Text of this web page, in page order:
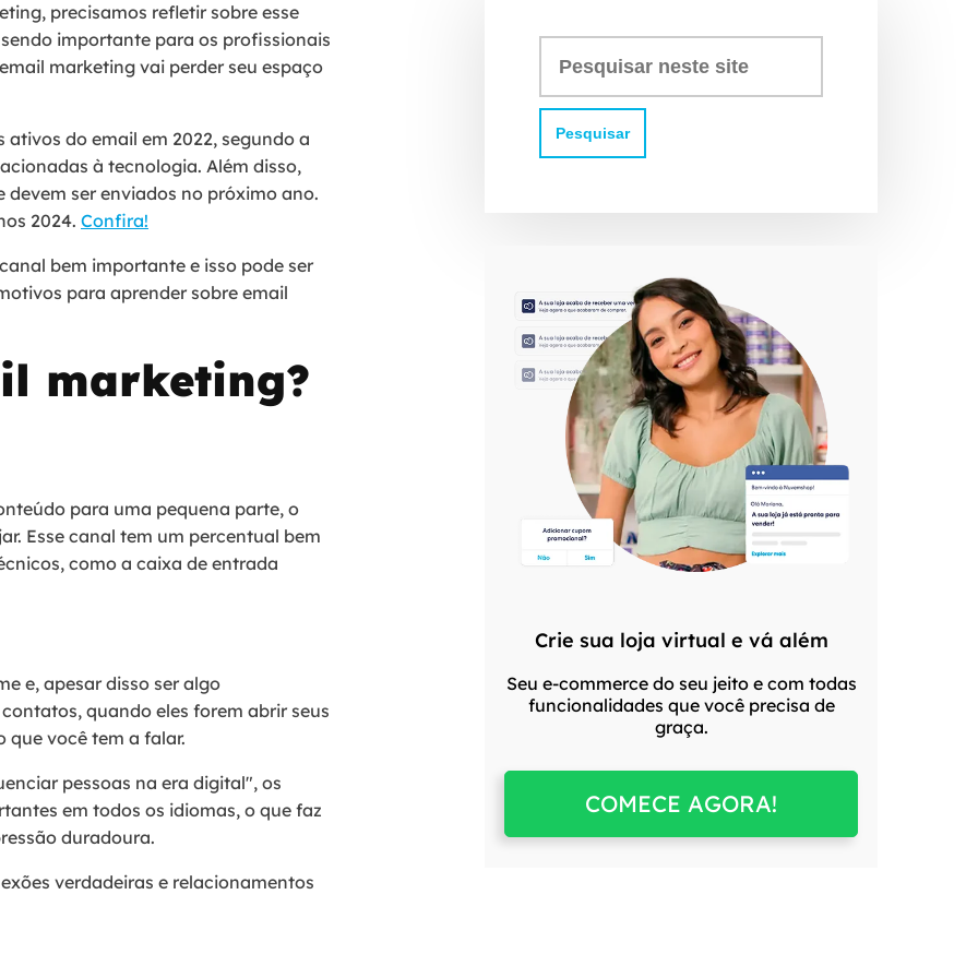
precisamos refletir sobre esse
importante para os profissionais
marketing vai perder seu espaço
ativos do email em 2022, segundo a
à tecnologia. Além disso,
devem ser enviados no próximo ano.
2024. Confira!
bem importante e isso pode ser
para aprender sobre email
marketing?
para uma pequena parte, o
Esse canal tem um percentual bem
como a caixa de entrada
e, apesar disso ser algo
quando eles forem abrir seus
que você tem a falar.
pessoas na era digital", os
em todos os idiomas, o que faz
duradoura.
verdadeiras e relacionamentos
neste
site:
Crie sua loja virtual e vá além
Seu e-commerce do seu jeito e com todas
funcionalidades que você precisa de
graça.
COMECE AGORA!